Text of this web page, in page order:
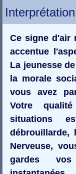
Ce signe d'air
accentue
La jeunesse
la morale
vous avez
Votre
situations
débrouillarde,
Nerveuse,
gardes